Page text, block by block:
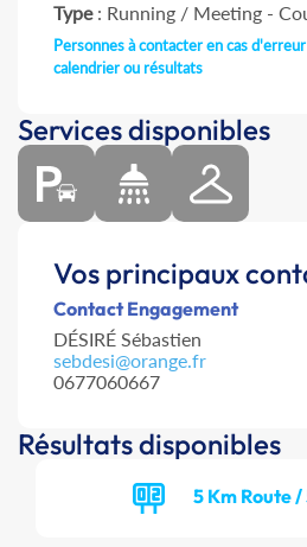
Type: Running / Meeting -
Personnes à contacter en cas
calendrier ou résultats
Services disponibles
Vos principaux
Contact Engagement
DÉSIRÉ Sébastien
sebdesi@orange.fr
0677060667
Résultats disponibles
5 Km Route /